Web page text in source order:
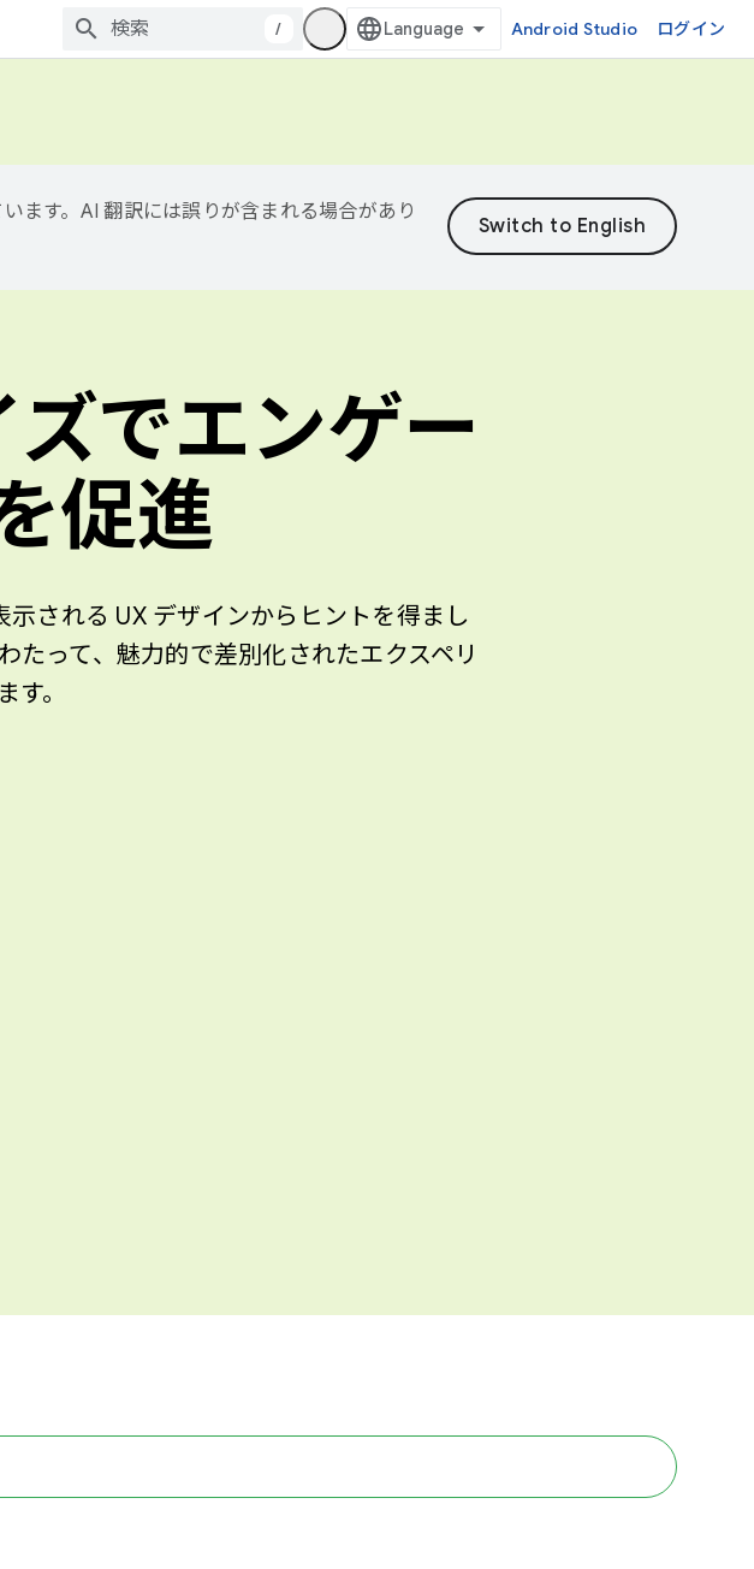
/ Android Studio ログイン
ます。AI 翻訳には誤りが含まれる場合があり
でエンゲー
促進
される UX デザインからヒントを得まし
って、魅力的で差別化されたエクスペリ
す。